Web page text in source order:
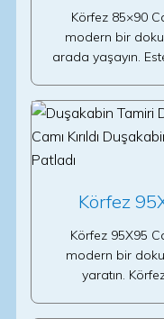
Körfez 85×90
modern bir
arada yaşayın.
Körfez
Körfez 95X95
modern bir
yaratın.